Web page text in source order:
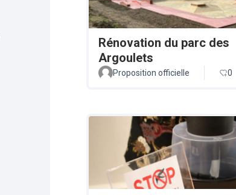
Rénovation du parc des
Argoulets
Proposition officielle 0